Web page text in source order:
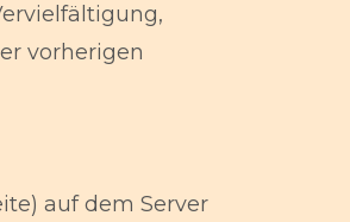
vorherigen
auf dem Server